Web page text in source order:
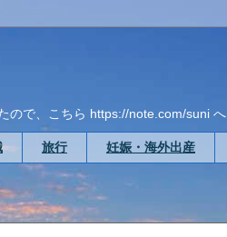
ので、こちら https://note.com/suni
旅行 妊娠・海外出産